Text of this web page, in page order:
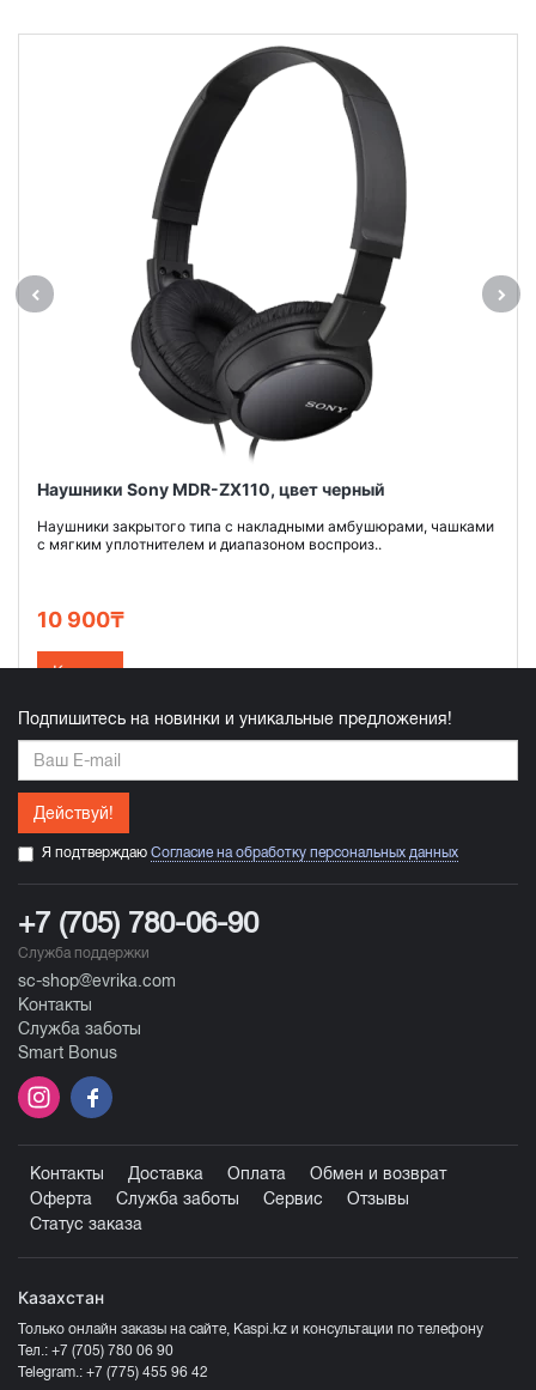
Наушники Sony MDR-ZX110, цвет черный
Наушники закрытого типа с накладными амбушюрами, чашками
с мягким уплотнителем и диапазоном воспроиз..
10 900₸
Купить
Подпишитесь на новинки и уникальные предложения!
Действуй!
Я подтверждаю Согласие на обработку персональных данных
+7 (705) 780-06-90
Служба поддержки
sc-shop@evrika.com
Контакты
Служба заботы
Smart Bonus
Контакты Доставка Оплата
Обмен и возврат
Оферта
Служба заботы Сервис
Отзывы
Статус заказа
Казахстан
Только онлайн заказы на сайте, Kaspi.kz и консультации по телефону
Тел.: +7 (705) 780 06 90
Telegram.: +7 (775) 455 96 42